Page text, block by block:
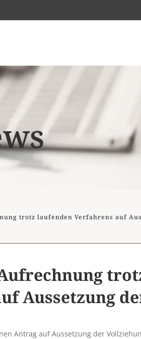
trotz laufenden Verfahrens auf
Aussetzung
Antrag auf Aussetzung der